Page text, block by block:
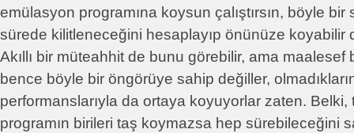
emülasyon programına koysun çalıştırsın, böyle
sürede kilitleneceğini hesaplayıp önünüze koyabilir
Akıllı bir müteahhit de bunu görebilir, ama
bence böyle bir öngörüye sahip değiller,
performanslarıyla da ortaya koyuyorlar zaten. Belki,
programın birileri taş koymazsa hep sürebileceğini